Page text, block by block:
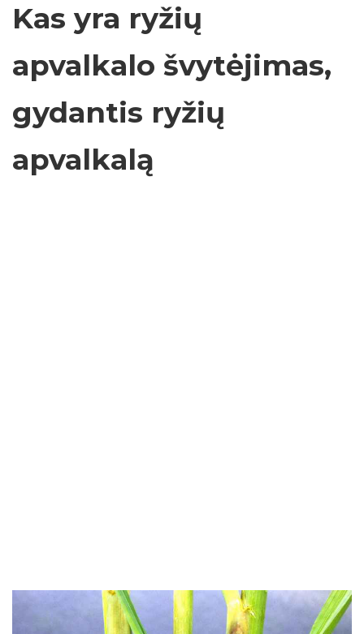
Kas yra ryžių
apvalkalo švytėjimas,
gydantis ryžių
apvalkalą